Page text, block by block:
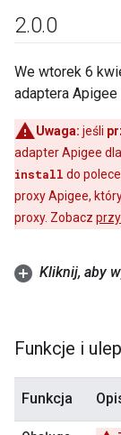
2.0.0
We wtorek 6
adaptera Apigee
Uwaga: jeśli
adapter Apigee
install do
proxy Apigee,
proxy. Zobacz
Kliknij, aby
Funkcje i
Funkcja